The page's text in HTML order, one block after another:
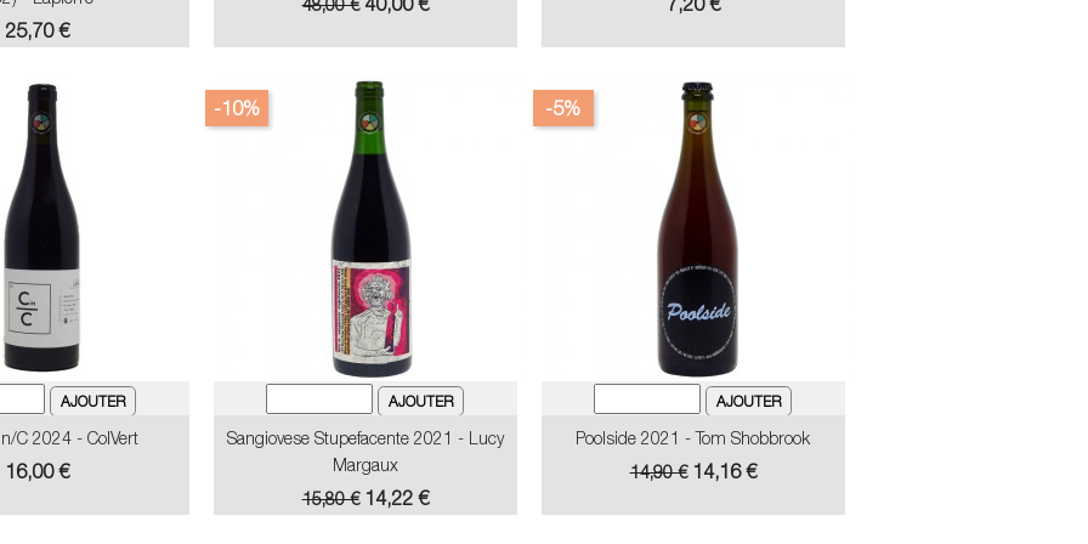
Prix
25,70 €
base
48,00 €
C 2024 - ColVert
Prix
16,00 €
Sangiovese Stupefacente 2021 - Lucy
Margaux
Prix
de
15,80 €
-10%
Prix
14,22 €
Poolside 2021 - Tom Shobbrook
Prix
base
14,90 €
-5%
Prix
14,16 €